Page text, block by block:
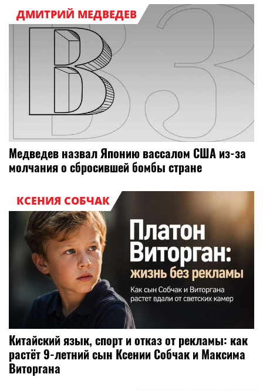
ДМИТРИЙ МЕДВЕДЕВ
Медведев назвал Японию вассалом США из-за
молчания о сбросившей бомбы стране
КСЕНИЯ СОБЧАК
Китайский язык, спорт и отказ от рекламы: как
растёт 9-летний сын Ксении Собчак и Максима
Виторгана